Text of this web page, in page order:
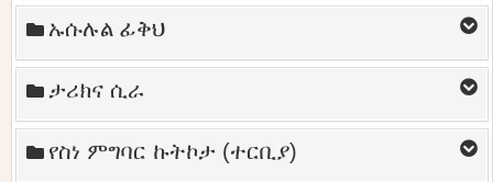
ኡሱሉል ፊቅህ
ታሪክና ሲራ
የስነ ምግባር ኩትኮታ (ተርቢያ)